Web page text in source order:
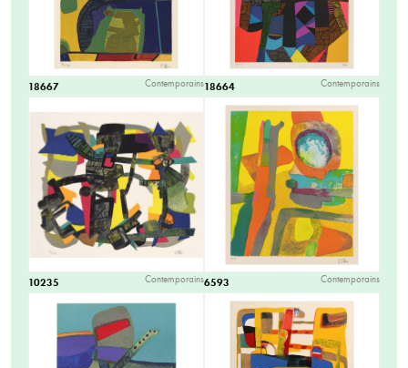
18667 Contemporains18664 Contemporains
10235 Contemporains6593 Contemporains